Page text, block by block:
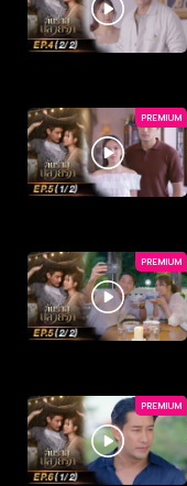
PREMIUM
PREMIUM
PREMIUM